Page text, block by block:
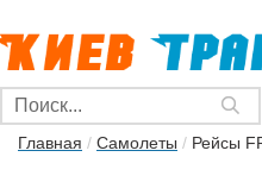
Главная / Самолеты / Рейсы